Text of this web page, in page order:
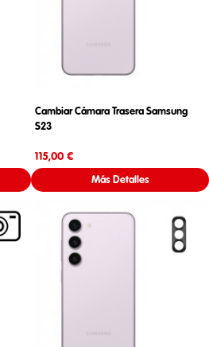
Cambiar Cámara Trasera Samsung
S23
115,00 €
Más Detalles